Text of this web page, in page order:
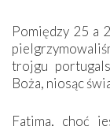
Pomiędzy 25 a
trojgu
Boża, niosąc
Fatima, choć